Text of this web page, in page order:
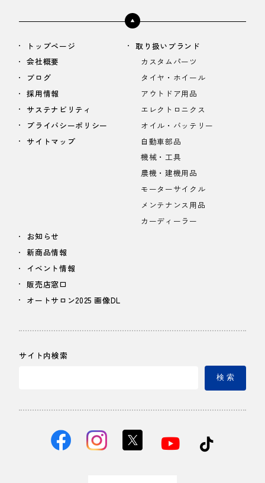
トップページ
会社概要
ブログ
採用情報
サステナビリティ
プライバシーポリシー
サイトマップ
取り扱いブランド
カスタムパーツ
タイヤ・ホイール
アウトドア用品
エレクトロニクス
オイル・バッテリー
自動車部品
機械・工具
農機・建機用品
モーターサイクル
メンテナンス用品
カーディーラー
お知らせ
新商品情報
イベント情報
販売店窓口
オートサロン2025 画像DL
サイト内検索
検 索